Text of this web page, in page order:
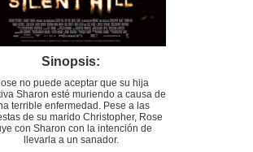
Sinopsis:
no puede aceptar que su hija
Sharon esté muriendo a causa de
terrible enfermedad. Pese a las
de su marido Christopher, Rose
con Sharon con la intención de
llevarla a un sanador.